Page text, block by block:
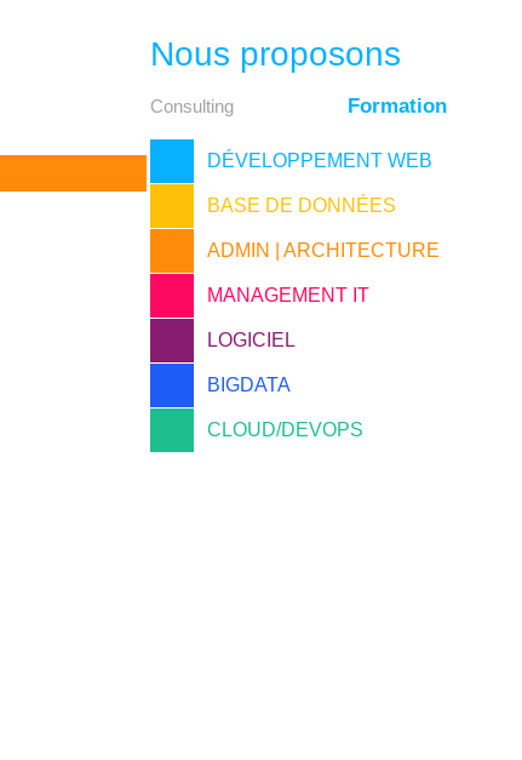
Nous proposons
Consulting Formation
DÉVELOPPEMENT WEB
BASE DE DONNÉES
ADMIN | ARCHITECTURE
MANAGEMENT IT
LOGICIEL
BIGDATA
CLOUD/DEVOPS